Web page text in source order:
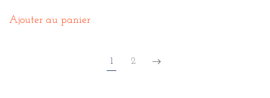
Ajouter au panier
1 2